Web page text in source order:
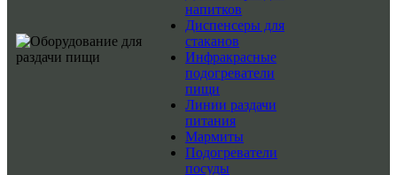
напитков
Диспенсеры для
стаканов
Инфракрасные
подогреватели
пищи
Линии раздачи
питания
Мармиты
Подогреватели
посуды